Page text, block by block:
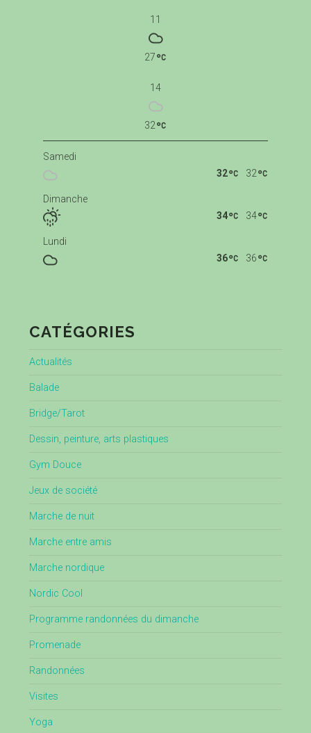
11
27
14
32
Samedi
32
32
Dimanche
34
34
Lundi
36
36
CATÉGORIES
Actualités
Balade
Bridge/Tarot
Dessin, peinture, arts plastiques
Gym Douce
Jeux de société
Marche de nuit
Marche entre amis
Marche nordique
Nordic Cool
Programme randonnées du dimanche
Promenade
Randonnées
Visites
Yoga